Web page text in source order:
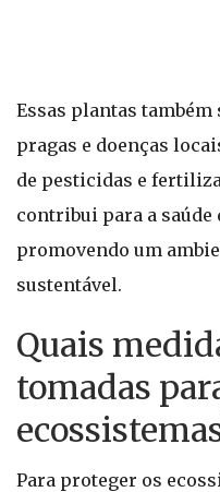
Essas plantas
pragas e doenças
de pesticidas e
contribui para a saúde
promovendo um
sustentável.
Quais
tomadas
Para proteger os